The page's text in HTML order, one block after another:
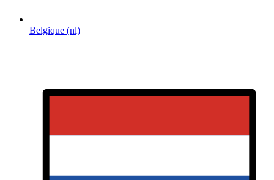
Belgique (nl)